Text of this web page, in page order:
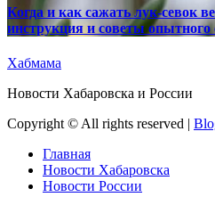
Когда и как сажать лук-севок
инструкция и советы опытного
Хабмама
Новости Хабаровска и России
Copyright © All rights reserved |
Главная
Новости Хабаровска
Новости России